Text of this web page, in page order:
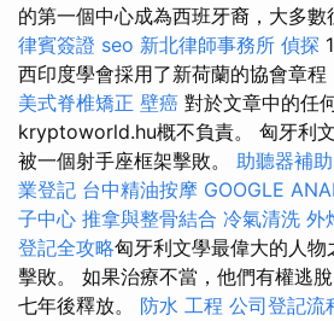
的第一個中心成為西班牙裔，大多數
律賓簽證 seo 新北律師事務所 偵探
西印度學會採用了新荷蘭的協會章程
美式脊椎矯正 壁癌 對於文章中的任
kryptoworld.hu概不負責。 匈牙利
被一個射手座框架擊敗。 助聽器補助
業登記 台中精油按摩 GOOGLE
子中心 推拿與整骨結合 冷氣清洗 外
登記全攻略匈牙利文學最偉大的人
擊敗。 如果治療不當，他們有權逃
七年後釋放。 防水 工程 公司登記流